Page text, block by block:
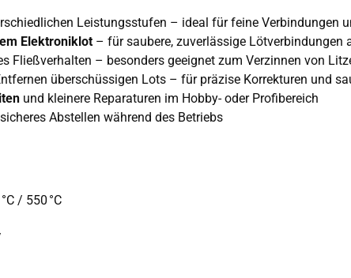
Leistungsstufen – ideal für feine Verbindungen
Elektroniklot– für saubere, zuverlässige Lötverbindungen
Fließverhalten – besonders geeignet zum Verzinnen von
überschüssigen Lots – für präzise Korrekturen und
und kleinere Reparaturen im Hobby- oder Profibereich
Abstellen während des Betriebs
/ 550 °C